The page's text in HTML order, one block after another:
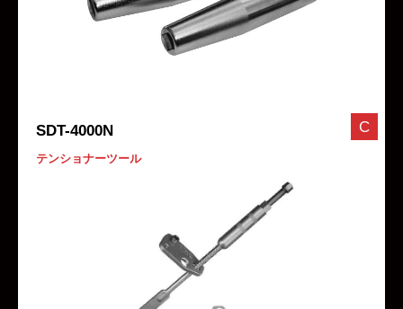
SDT-4000N
テンショナーツール
C